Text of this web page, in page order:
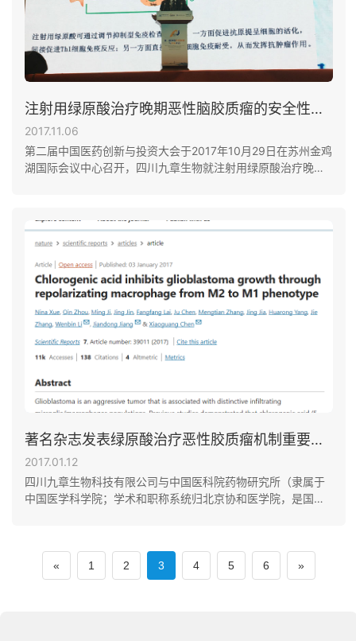
注射用绿原酸治疗晚期恶性脑胶质瘤的安全性、耐受性和药代动力学研究Ⅰ期临床试验数据发布会
2017.11.06
第二届中国医药创新与投资大会于2017年10月29日在苏州金鸡
湖国际会议中心召开，四川九章生物就注射用绿原酸治疗晚期
著名杂志发表绿原酸治疗恶性胶质瘤机制重要成果
2017.01.12
四川九章生物科技有限公司与中国医科院药物研究所（隶属于
中国医学科学院；学术和职称系统归北京协和医学院，是国家
研究，促进基础研究成果向临床应用的转化。
« 1 2 3 4 5 6 »